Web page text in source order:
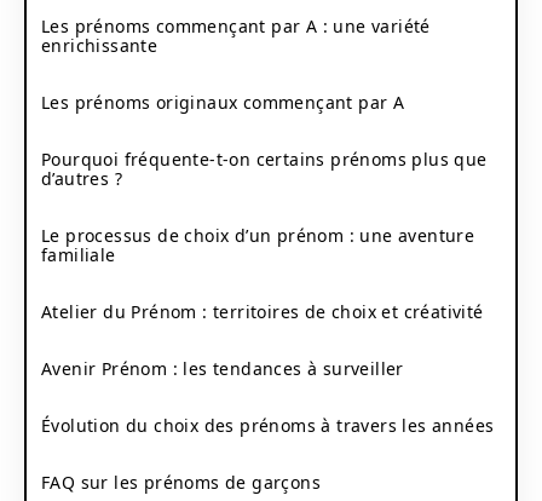
Les prénoms commençant par A : une variété
enrichissante
Les prénoms originaux commençant par A
Pourquoi fréquente-t-on certains prénoms plus que
d’autres ?
Le processus de choix d’un prénom : une aventure
familiale
Atelier du Prénom : territoires de choix et créativité
Avenir Prénom : les tendances à surveiller
Évolution du choix des prénoms à travers les années
FAQ sur les prénoms de garçons